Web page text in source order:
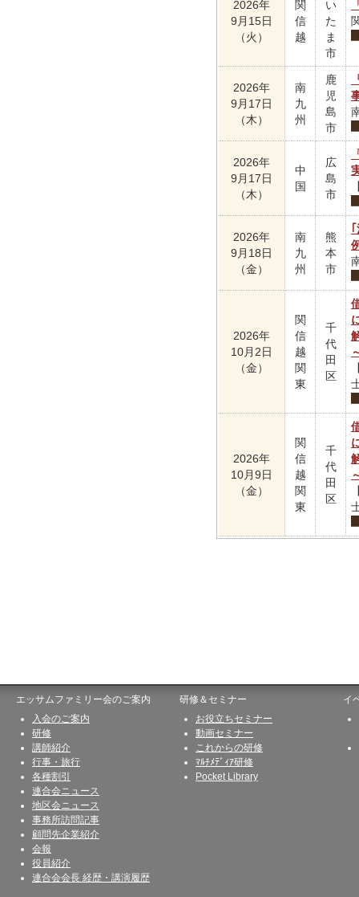
2026年
9月15日
（火）
関
信
越
い
た
ま
市
2026年
9月17日
（木）
南
九
州
鹿
児
島
市
2026年
9月17日
（木）
中
国
広
島
市
2026年
9月18日
（金）
南
九
州
熊
本
市
2026年
10月2日
（金）
関
信
越
関
東
千
代
田
区
2026年
10月9日
（金）
関
信
越
関
東
千
代
田
区
エッサムファミリー会のご案内
入会のご案内
研修
講師紹介
行事・旅行
各種割引
連合会ニュース
地区会ニュース
事務所訪問記事
顧問先企業紹介
会報
役員紹介
連合会会長 経歴・講演履歴
研修＆セミナー
お役立ちセミナー
動画セミナー
これからの研修
ﾏﾙﾁﾒﾃﾞｨｱ研修
Pocket Library
イ